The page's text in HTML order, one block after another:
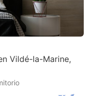
Vildé-la-Marine,